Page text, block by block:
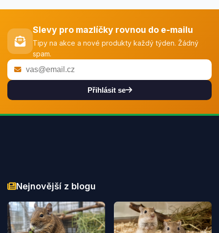
Slevy pro mazlíčky rovnou do e-mailu
Tipy na akce a nové produkty každý týden. Žádný
spam.
Přihlásit se
Nejnovější z blogu